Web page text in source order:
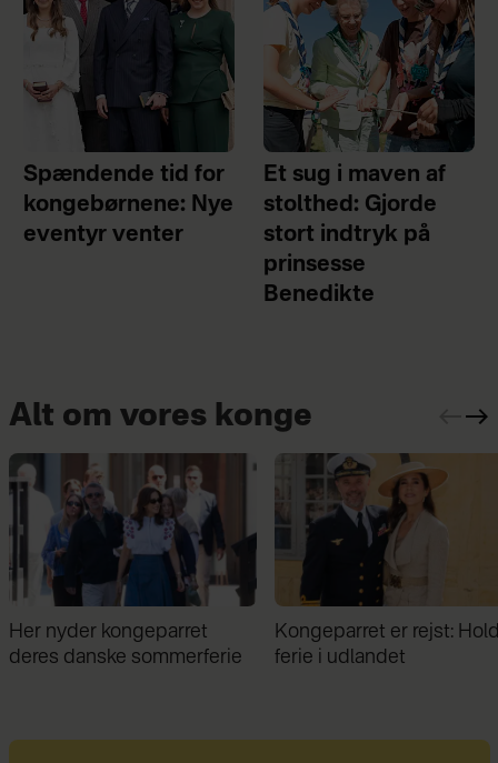
Spændende tid for
kongebørnene: Nye
eventyr venter
Et sug i maven af
stolthed: Gjorde
stort indtryk på
prinsesse
Benedikte
Alt om vores konge
Kongeparret er rejst: Holder
ferie i udlandet
Midt i sommerferien:
Frederik kunne ikke holde